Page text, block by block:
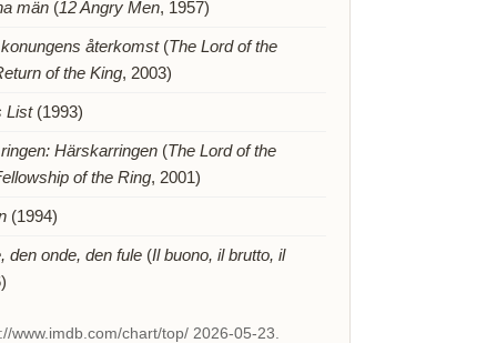
män (12 Angry Men, 1957)
återkomst(The Lord of the
of the King, 2003)
List(1993)
Härskarringen (The Lord of the
of the Ring, 2001)
(1994)
den onde, den fule (Il buono, il brutto, il
www.imdb.com/chart/top/ 2026-05-23.